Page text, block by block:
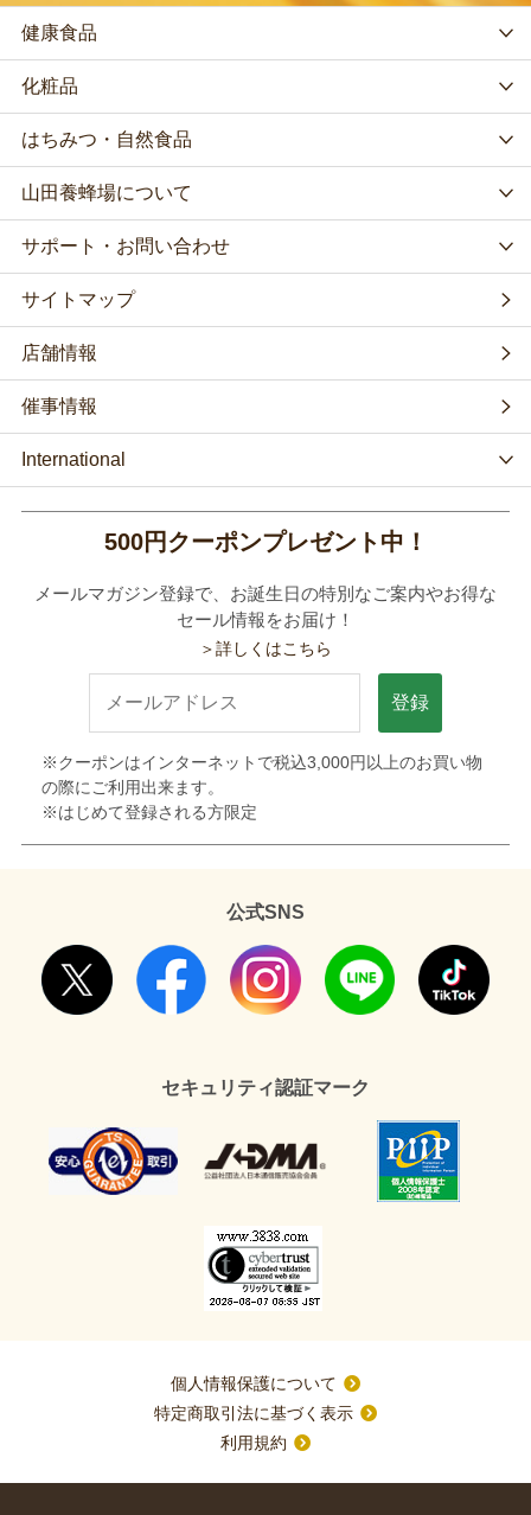
健康食品
化粧品
はちみつ・自然食品
山田養蜂場について
サポート・お問い合わせ
サイトマップ
店舗情報
催事情報
International
500円クーポンプレゼント中！
メールマガジン登録で、お誕生日の特別なご案内やお得な
セール情報をお届け！
＞詳しくはこちら
登録
※クーポンはインターネットで税込3,000円以上のお買い物
の際にご利用出来ます。
※はじめて登録される方限定
公式SNS
セキュリティ認証マーク
個人情報保護について
特定商取引法に基づく表示
利用規約